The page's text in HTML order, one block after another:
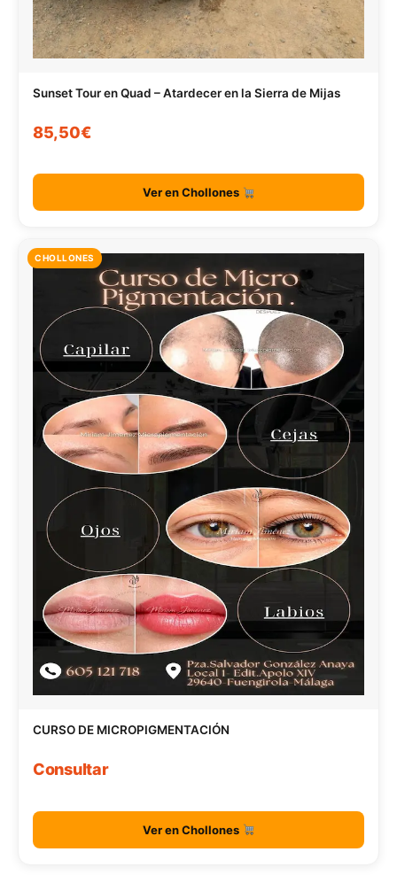
Sunset Tour en Quad – Atardecer en la Sierra de Mijas
85,50€
Ver en Chollones
CHOLLONES
CURSO DE MICROPIGMENTACIÓN
Consultar
Ver en Chollones